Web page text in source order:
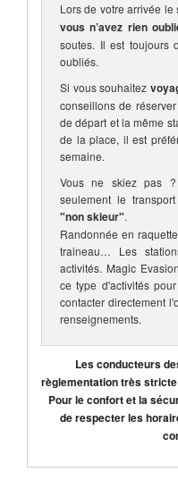
Lors de votre arrivée le
vous n’avez rien
soutes. Il est toujours
oubliés.
Si vous souhaitez
conseillons de
de départ et la même
de la place, il est
semaine.
Vous ne skiez pas
seulement le
"non skieur".
Randonnée en
traineau… Les
activités. Magic
ce type d'activités
contacter directement
renseignements.
Les conducteurs
règlementation très
Pour le confort et la
de respecter les